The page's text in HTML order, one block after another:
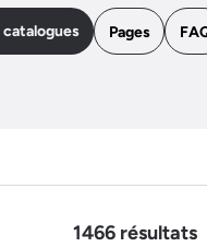
Pages
1466 résultats